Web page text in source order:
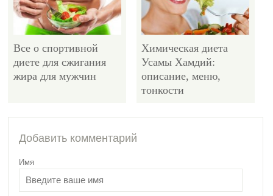
Все о спортивной
диете для сжигания
жира для мужчин
Химическая диета
Усамы Хамдий:
описание, меню,
тонкости
Добавить комментарий
Имя